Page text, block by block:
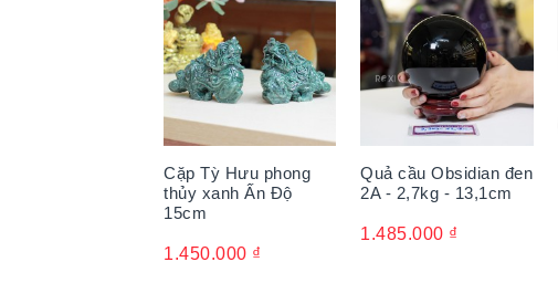
Cặp Tỳ Hưu phong
thủy xanh Ấn Độ
15cm
1.450.000 ₫
Quả cầu Obsidian đen
2A - 2,7kg - 13,1cm
1.485.000 ₫